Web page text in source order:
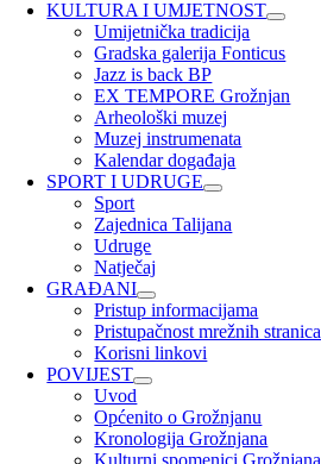
KULTURA I UMJETNOST
Umijetnička tradicija
Gradska galerija Fonticus
Jazz is back BP
EX TEMPORE Grožnjan
Arheološki muzej
Muzej instrumenata
Kalendar događaja
SPORT I UDRUGE
Sport
Zajednica Talijana
Udruge
Natječaj
GRAĐANI
Pristup informacijama
Pristupačnost mrežnih stranica
Korisni linkovi
POVIJEST
Uvod
Općenito o Grožnjanu
Kronologija Grožnjana
Kulturni spomenici Grožnjana